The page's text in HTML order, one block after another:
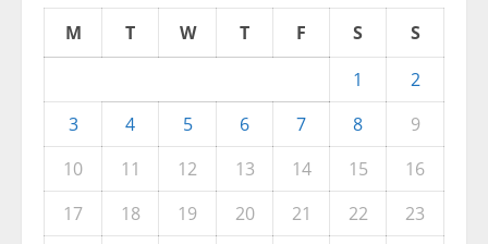
M T W T F S
S
1
2
3
4 5 6 7 8
9
10
11 12 13 14 15
16
17
18 19 20 21 22
23